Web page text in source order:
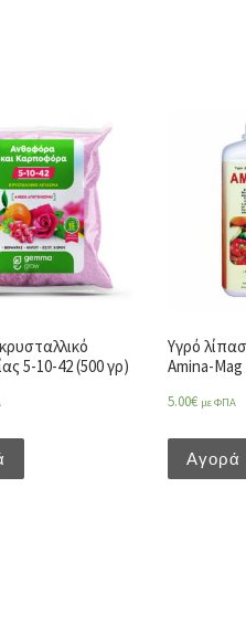
5-10-42 (500 γρ)
Υγρό
Amina-
5.00€ με ΦΠΑ
Αγορά